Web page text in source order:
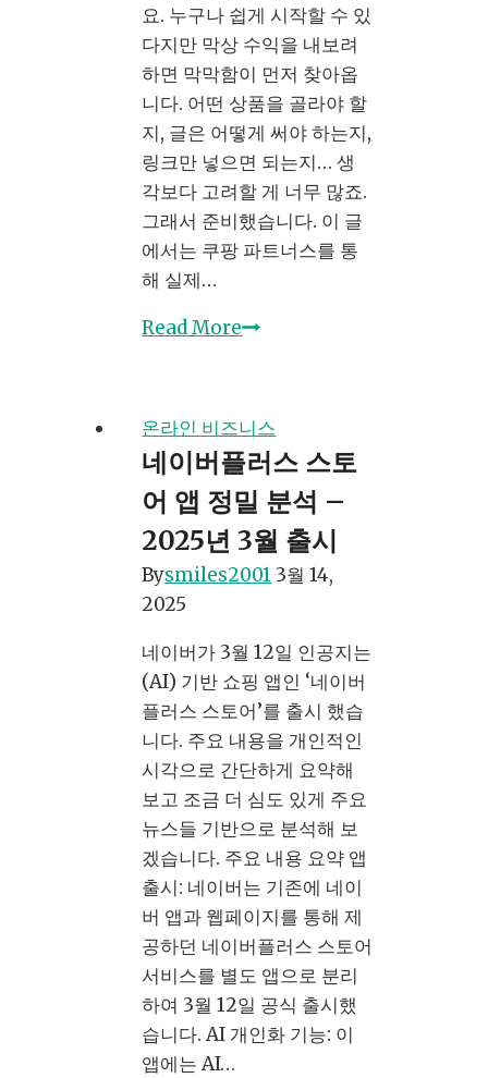
는
전
략
요. 누구나 쉽게 시작할 수 있
다지만 막상 수익을 내보려
하면 막막함이 먼저 찾아옵
니다. 어떤 상품을 골라야 할
지, 글은 어떻게 써야 하는지,
링크만 넣으면 되는지… 생
각보다 고려할 게 너무 많죠.
그래서 준비했습니다. 이 글
에서는 쿠팡 파트너스를 통
해 실제…
Read More쿠
트
너
스
수
익
화
전
블
로
그
로
월
수
익
만
드
는
방
법
온라인 비즈니스
네이버플러스 스토
어 앱 정밀 분석 –
2025년 3월 출시
Bysmiles2001 3월 14,
2025
네이버가 3월 12일 인공지는
(AI) 기반 쇼핑 앱인 ‘네이버
플러스 스토어’를 출시 했습
니다. 주요 내용을 개인적인
시각으로 간단하게 요약해
보고 조금 더 심도 있게 주요
뉴스들 기반으로 분석해 보
겠습니다. 주요 내용 요약 앱
출시: 네이버는 기존에 네이
버 앱과 웹페이지를 통해 제
공하던 네이버플러스 스토어
서비스를 별도 앱으로 분리
하여 3월 12일 공식 출시했
습니다. AI 개인화 기능: 이
앱에는 AI…